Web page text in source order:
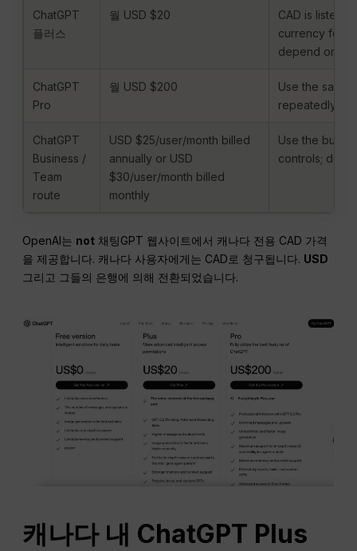
ChatGPT
플러스
월 USD $20
CAD is listed
currency for
depend on
ChatGPT
Pro
월 USD $200
Use the same
repeatedly hit
ChatGPT
Business /
Team
route
USD $25/user/month billed
annually or USD
$30/user/month billed
monthly
Use the
controls; do
OpenAI는 not 채팅GPT 웹사이트에서 캐나다 전용 CAD 가격
을 제공합니다. 캐나다 사용자에게는 CAD로 청구됩니다. USD
그리고 그들의 은행에 의해 전환되었습니다.
캐나다 내 ChatGPT Plus